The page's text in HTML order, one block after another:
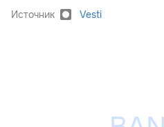
Источник Vesti